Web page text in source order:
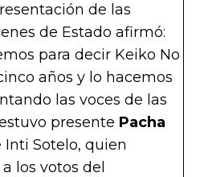
de las
de Estado afirmó:
para decir Keiko No
años y lo hacemos
las voces de las
presente Pacha
Inti Sotelo, quien
los votos del